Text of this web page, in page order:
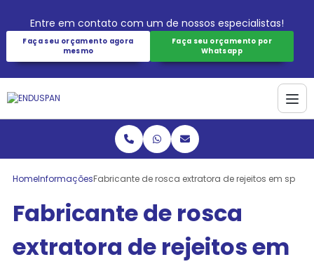
Entre em contato com um de nossos especialistas!
Faça seu orçamento agora
mesmo
Faça seu orçamento por
Whatsapp
HomeInformaçõesFabricante de rosca extratora de rejeitos em sp
Fabricante de rosca
extratora de rejeitos em